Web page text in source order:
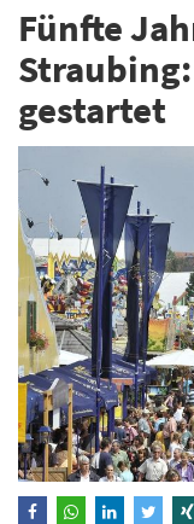
Fünfte
gestartet